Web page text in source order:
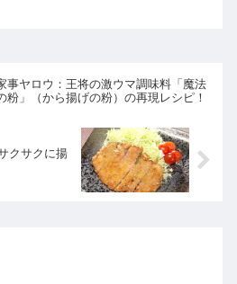
事ヤロウ：王将の激ウマ調味料「魔法
粉」（から揚げの粉）の再現レシピ！
クサクに揚